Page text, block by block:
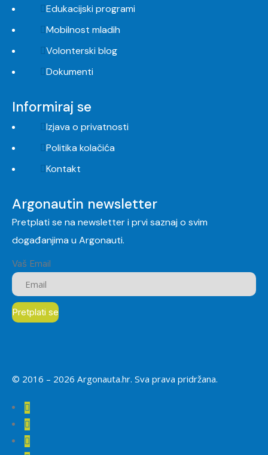
Edukacijski programi
Mobilnost mladih
Volonterski blog
Dokumenti
Informiraj se
Izjava o privatnosti
Politika kolačića
Kontakt
Argonautin newsletter
Pretplati se na newsletter i prvi saznaj o svim
događanjima u Argonauti.
Vaš Email
© 2016 – 2026 Argonauta.hr. Sva prava pridržana.